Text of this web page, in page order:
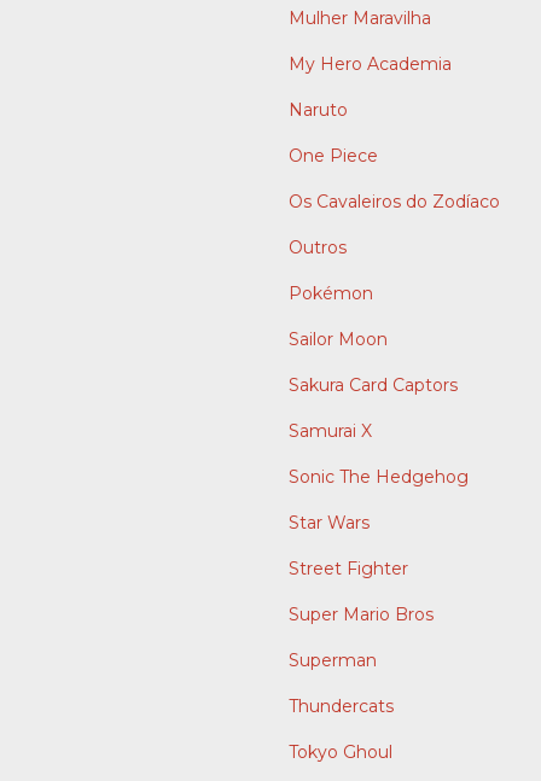
Mulher Maravilha
My Hero Academia
Naruto
One Piece
Os Cavaleiros do Zodíaco
Outros
Pokémon
Sailor Moon
Sakura Card Captors
Samurai X
Sonic The Hedgehog
Star Wars
Street Fighter
Super Mario Bros
Superman
Thundercats
Tokyo Ghoul